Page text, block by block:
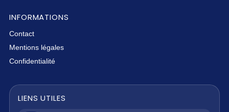
INFORMATIONS
Contact
Mentions légales
Confidentialité
LIENS UTILES